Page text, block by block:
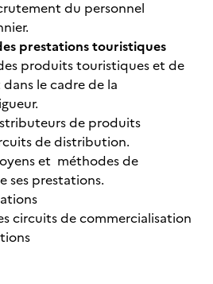
du personnel
prestations touristiques
produits touristiques et de
le cadre de la
de produits
de distribution.
et méthodes de
ses prestations.
circuits de commercialisation